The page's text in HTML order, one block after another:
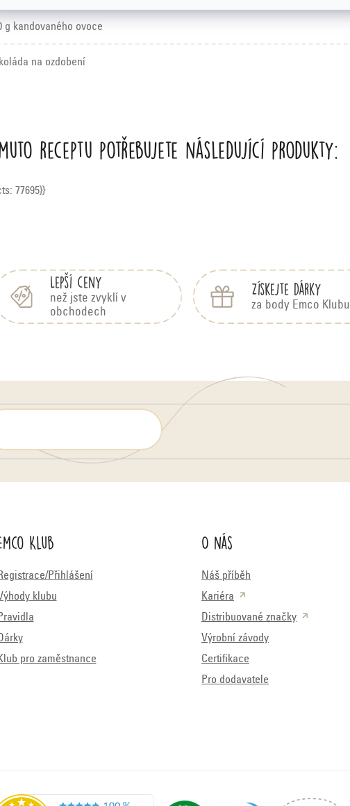
g kandovaného ovoce
na ozdobení
receptu potřebujete následující produkty:
77695}}
Lepší ceny
než jste zvyklí v
obchodech
Získejte dárky
za body Emco Klubu
Klub
Přihlášení
klubu
Pravidla
pro zaměstnance
O nás
Náš příběh
Kariéra
Distribuované značky
Výrobní závody
Certifikace
Pro dodavatele